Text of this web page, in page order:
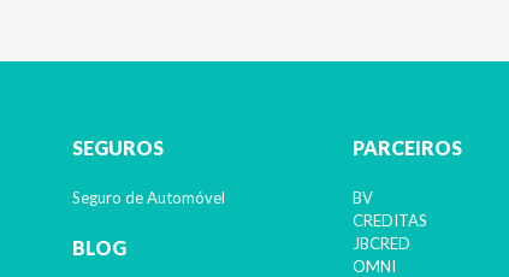
SEGUROS
Seguro de Automóvel
BLOG
PARCEIROS
BV
CREDITAS
JBCRED
OMNI